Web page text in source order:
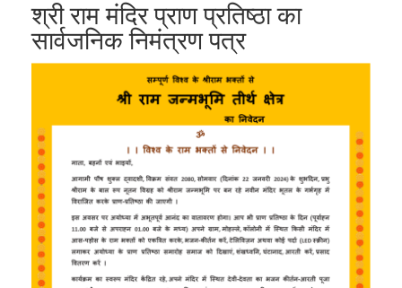
श्री राम मंदिर प्राण प्रतिष्ठा का
सार्वजनिक निमंत्रण पत्र